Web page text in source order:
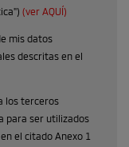
(ver AQUÍ)
mis datos
descritas en el
los terceros
para ser utilizados
el citado Anexo 1